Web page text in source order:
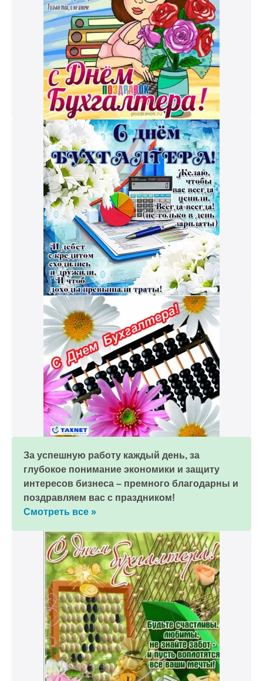
За успешную работу каждый день, за
глубокое понимание экономики и защиту
интересов бизнеса – премного благодарны и
поздравляем вас с праздником!
Смотреть все »